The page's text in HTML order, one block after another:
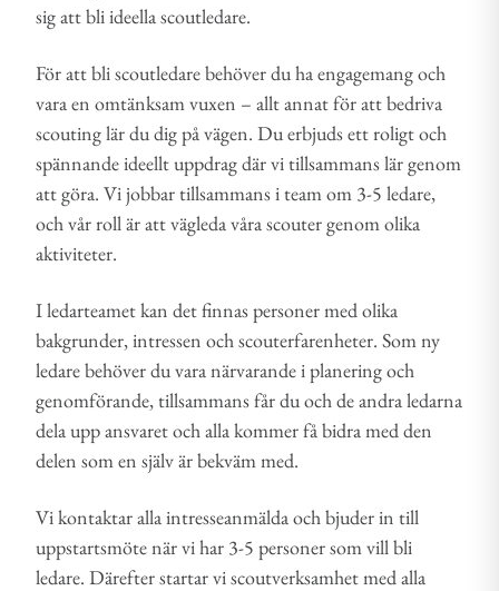
sig att bli ideella scoutledare.
För att bli scoutledare behöver du ha engagemang och
vara en omtänksam vuxen – allt annat för att bedriva
scouting lär du dig på vägen. Du erbjuds ett roligt och
spännande ideellt uppdrag där vi tillsammans lär genom
att göra. Vi jobbar tillsammans i team om 3-5 ledare,
och vår roll är att vägleda våra scouter genom olika
aktiviteter.
I ledarteamet kan det finnas personer med olika
bakgrunder, intressen och scouterfarenheter. Som ny
ledare behöver du vara närvarande i planering och
genomförande, tillsammans får du och de andra ledarna
dela upp ansvaret och alla kommer få bidra med den
delen som en själv är bekväm med.
Vi kontaktar alla intresseanmälda och bjuder in till
uppstartsmöte när vi har 3-5 personer som vill bli
ledare. Därefter startar vi scoutverksamhet med alla